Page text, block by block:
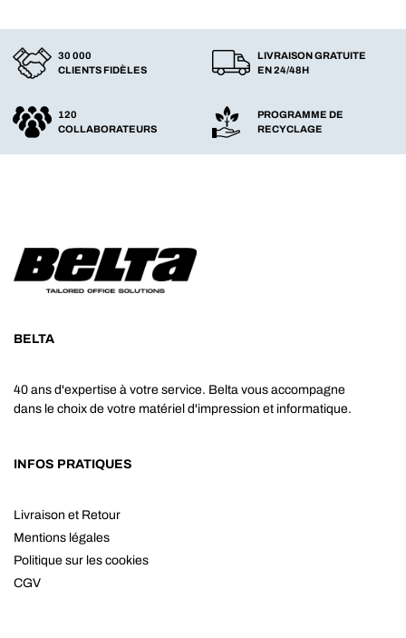
30 000
CLIENTS FIDÈLES
LIVRAISON GRATUITE
EN 24/48H
120
COLLABORATEURS
PROGRAMME DE
RECYCLAGE
BELTA
40 ans d'expertise à votre service. Belta vous accompagne
dans le choix de votre matériel d'impression et informatique.
INFOS PRATIQUES
Livraison et Retour
Mentions légales
Politique sur les cookies
CGV